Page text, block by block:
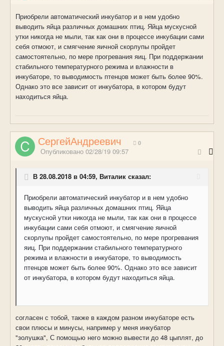
Приобрели автоматический инкубатор и в нем удобно
выводить яйца различных домашних птиц. Яйца мускусной
утки никогда не мыли, так как они в процессе инкубации сами
себя отмоют, и смягчение яичной скорлупы пройдет
самостоятельно, по мере прогревания яиц. При поддержании
стабильного температурного режима и влажности в
инкубаторе, то выводимость птенцов может быть более 90%.
Однако это все зависит от инкубатора, в котором будут
находиться яйца.
СергейАндреевич 0
Опубликовано 02/28/19 09:57
В 28.08.2018 в 04:59, Виталик сказал:
Приобрели автоматический инкубатор и в нем удобно
выводить яйца различных домашних птиц. Яйца
мускусной утки никогда не мыли, так как они в процессе
инкубации сами себя отмоют, и смягчение яичной
скорлупы пройдет самостоятельно, по мере прогревания
яиц. При поддержании стабильного температурного
режима и влажности в инкубаторе, то выводимость
птенцов может быть более 90%. Однако это все зависит
от инкубатора, в котором будут находиться яйца.
согласен с тобой, также в каждом разном инкубаторе есть
свои плюсы и минусы, например у меня инкубатор
"золушка", С помощью него можно вывести до 48 цыплят, до